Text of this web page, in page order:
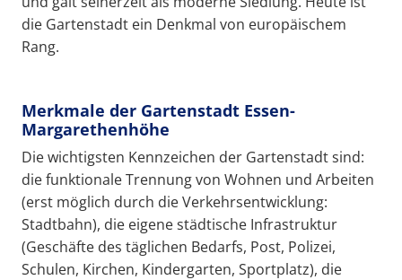
die Gartenstadt ein Denkmal von europäischem
Rang.
Merkmale der Gartenstadt Essen-
Margarethenhöhe
Die wichtigsten Kennzeichen der Gartenstadt sind:
die funktionale Trennung von Wohnen und Arbeiten
(erst möglich durch die Verkehrsentwicklung:
Stadtbahn), die eigene städtische Infrastruktur
(Geschäfte des täglichen Bedarfs, Post, Polizei,
Schulen, Kirchen, Kindergarten, Sportplatz), die